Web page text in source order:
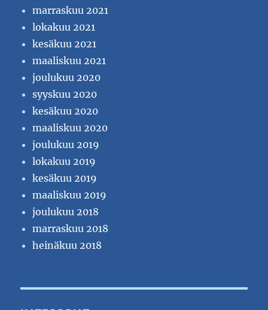
marraskuu 2021
lokakuu 2021
kesäkuu 2021
maaliskuu 2021
joulukuu 2020
syyskuu 2020
kesäkuu 2020
maaliskuu 2020
joulukuu 2019
lokakuu 2019
kesäkuu 2019
maaliskuu 2019
joulukuu 2018
marraskuu 2018
heinäkuu 2018